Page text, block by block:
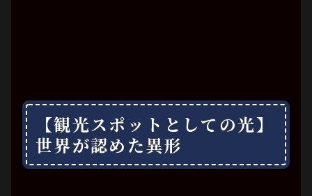
【観光スポットとしての光】
世界が認めた異形